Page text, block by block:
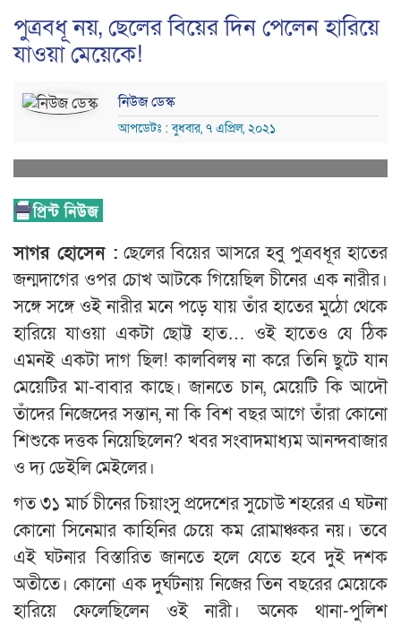
পুত্রবধূ নয়, ছেলের বিয়ের দিন পেলেন হারিয়ে
যাওয়া মেয়েকে!
নিউজ ডেস্ক
আপডেটঃ : বুধবার, ৭ এপ্রিল, ২০২১
সাগর হোসেন : ছেলের বিয়ের আসরে হবু পুত্রবধূর হাতের
জন্মদাগের ওপর চোখ আটকে গিয়েছিল চীনের এক নারীর।
সঙ্গে সঙ্গে ওই নারীর মনে পড়ে যায় তাঁর হাতের মুঠো থেকে
হারিয়ে যাওয়া একটা ছোট্ট হাত… ওই হাতেও যে ঠিক
এমনই একটা দাগ ছিল! কালবিলম্ব না করে তিনি ছুটে যান
মেয়েটির মা-বাবার কাছে। জানতে চান, মেয়েটি কি আদৌ
তাঁদের নিজেদের সন্তান, না কি বিশ বছর আগে তাঁরা কোনো
শিশুকে দত্তক নিয়েছিলেন? খবর সংবাদমাধ্যম আনন্দবাজার
ও দ্য ডেইলি মেইলের।
গত ৩১ মার্চ চীনের চিয়াংসু প্রদেশের সুচোউ শহরের এ ঘটনা
কোনো সিনেমার কাহিনির চেয়ে কম রোমাঞ্চকর নয়। তবে
এই ঘটনার বিস্তারিত জানতে হলে যেতে হবে দুই দশক
অতীতে। কোনো এক দুর্ঘটনায় নিজের তিন বছরের মেয়েকে
হারিয়ে ফেলেছিলেন ওই নারী। অনেক থানা-পুলিশ